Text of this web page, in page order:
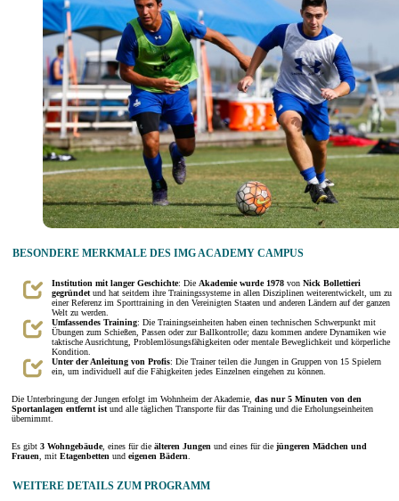
BESONDERE MERKMALE DES IMG ACADEMY CAMPUS
Institution mit langer Geschichte: Die Akademie wurde 1978 von Nick Bollettieri
gegründetund hat seitdem ihre Trainingssysteme in allen Disziplinen weiterentwickelt, um zu
einer Referenz im Sporttraining in den Vereinigten Staaten und anderen Ländern auf der ganzen
Welt zu werden.
Umfassendes Training: Die Trainingseinheiten haben einen technischen Schwerpunkt mit
Übungen zum Schießen, Passen oder zur Ballkontrolle; dazu kommen andere Dynamiken wie
taktische Ausrichtung, Problemlösungsfähigkeiten oder mentale Beweglichkeit und körperliche
Kondition.
Unter der Anleitung von Profis: Die Trainer teilen die Jungen in Gruppen von 15 Spielern
ein, um individuell auf die Fähigkeiten jedes Einzelnen eingehen zu können.
Die Unterbringung der Jungen erfolgt im Wohnheim der Akademie, das nur 5 Minuten von den
Sportanlagen entfernt istund alle täglichen Transporte für das Training und die Erholungseinheiten
übernimmt.
Es gibt 3 Wohngebäude, eines für die älteren Jungen und eines für die jüngeren Mädchen und
Frauen, mit Etagenbetten und eigenen Bädern.
WEITERE DETAILS ZUM PROGRAMM